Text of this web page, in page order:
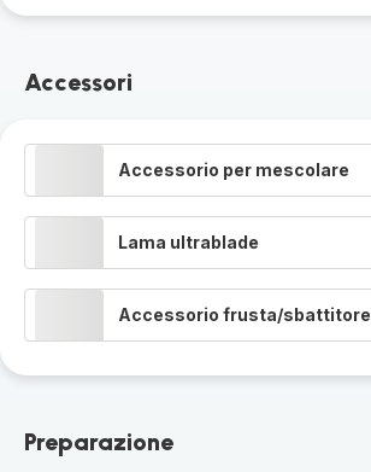
Accessori
Accessorio per mescolare
Lama ultrablade
Accessorio frusta/sbattitore
Preparazione